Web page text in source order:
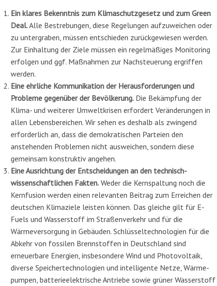
Ein klares Bekenntnis zum Klimaschutzgesetz und zum Green
Deal.Alle Bestrebun­gen, diese Regelungen aufzuweichen oder
zu untergraben, müssen entschieden zurückge­wiesen werden.
Zur Einhaltung der Ziele müssen ein regelmäßiges Monitoring
erfolgen und ggf. Maßnahmen zur Nachsteuerung ergriffen
werden.
Eine ehrliche Kommunikation der Herausforderungen und
Probleme gegenüber der Bevölkerung. Die Bekämpfung der
Klima- und weiterer Umweltkrisen erfordert Verände­rungen in
allen Lebensbereichen. Wir sehen es deshalb als zwingend
erforderlich an, dass die demokratischen Parteien den
anstehenden Problemen nicht ausweichen, sondern diese
gemeinsam konstruktiv angehen.
Eine Ausrichtung der Entscheidungen an den technisch-
wissenschaftlichen Fakten. Weder die Kernspaltung noch die
Kernfusion werden einen relevanten Beitrag zum Errei­chen der
deutschen Klimaziele leisten können. Das gleiche gilt für E-
Fuels und Wasserstoff im Straßenverkehr und für die
Wärmeversorgung in Gebäuden. Schlüsseltechnologien für die
Abkehr von fossilen Brennstoffen in Deutschland sind
erneuerbare Energien, insbeson­dere Wind und Photovoltaik,
diverse Speichertechnologien und intelligente Netze, Wärme­
pumpen, batterieelektrische Antriebe sowie grüner Wasserstoff